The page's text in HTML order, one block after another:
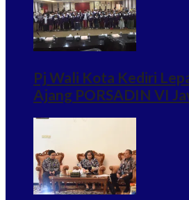
Pj Wali Kota Kediri
Ajang PORSADIN VI